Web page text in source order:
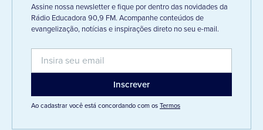
Assine nossa newsletter e fique por dentro das novidades da
Rádio Educadora 90,9 FM. Acompanhe conteúdos de
evangelização, notícias e inspirações direto no seu e-mail.
Ao cadastrar você está concordando com osTermos